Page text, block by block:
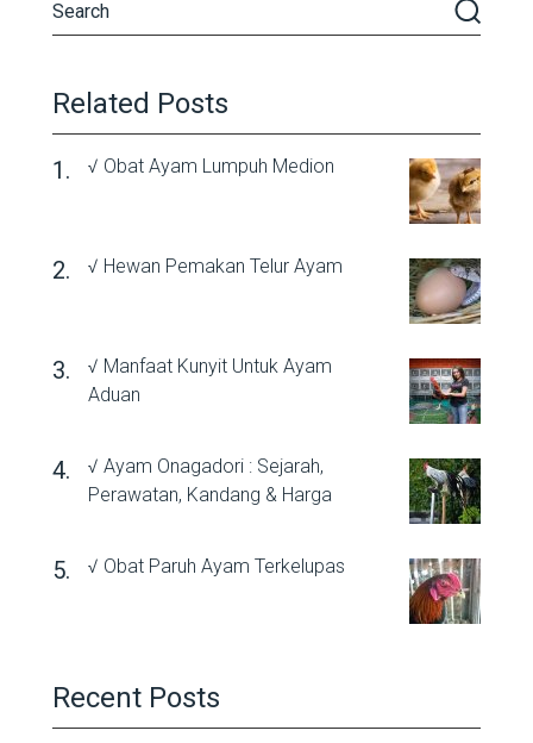
Related Posts
√ Obat Ayam Lumpuh Medion
√ Hewan Pemakan Telur Ayam
√ Manfaat Kunyit Untuk Ayam
Aduan
√ Ayam Onagadori : Sejarah,
Perawatan, Kandang & Harga
√ Obat Paruh Ayam Terkelupas
Recent Posts